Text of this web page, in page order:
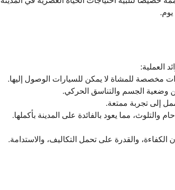
العملية:
مخصصة للمشاة لا يمكن للسيارات الوصول إليها.
وضعية الجسم والتناسق الحركي.
إلى تجربة ممتعة.
والتلوث، مما يعود بالفائدة على المدينة بأكملها.
الكفاءة، والقدرة على تحمل التكاليف، والاستدامة.